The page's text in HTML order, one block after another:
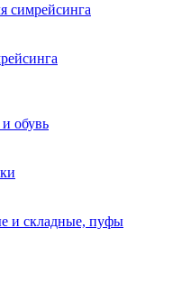
симрейсинга
обувь
и складные, пуфы